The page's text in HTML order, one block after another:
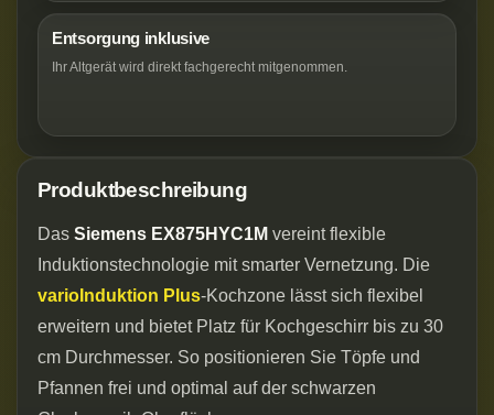
Entsorgung inklusive
Ihr Altgerät wird direkt fachgerecht mitgenommen.
Produktbeschreibung
Das Siemens EX875HYC1M vereint flexible
Induktionstechnologie mit smarter Vernetzung. Die
varioInduktion Plus-Kochzone lässt sich flexibel
erweitern und bietet Platz für Kochgeschirr bis zu 30
cm Durchmesser. So positionieren Sie Töpfe und
Pfannen frei und optimal auf der schwarzen